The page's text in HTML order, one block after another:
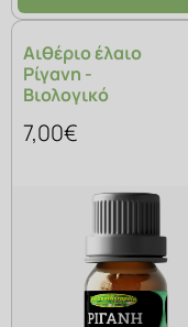
Αιθέριο έλαιο
Ρίγανη -
Βιολογικό
7,00€